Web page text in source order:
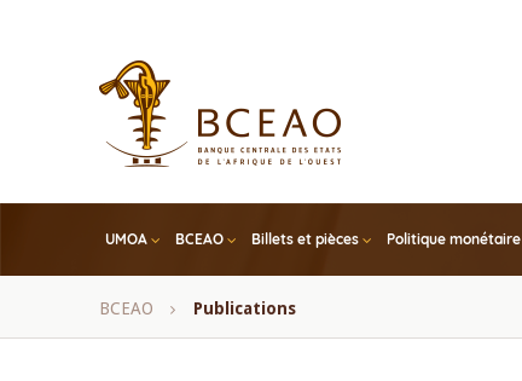
UMOA BCEAO Billets et pièces Politique monétaire
Fil
BCEAO Publications